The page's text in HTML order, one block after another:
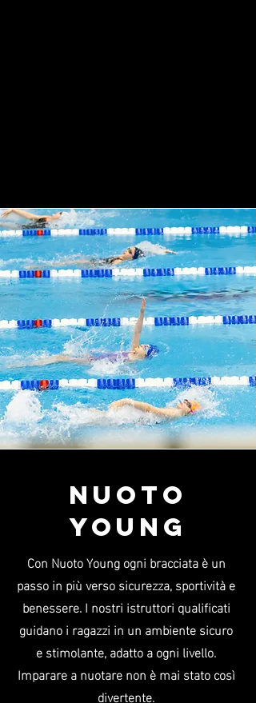
NUOTO
YOUNG
Con Nuoto Young ogni bracciata è un
passo in più verso sicurezza, sportività e
benessere. I nostri istruttori qualificati
guidano i ragazzi in un ambiente sicuro
e stimolante, adatto a ogni livello.
Imparare a nuotare non è mai stato così
divertente.